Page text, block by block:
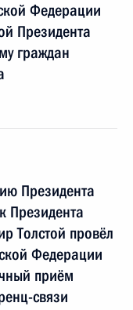
Федерации
Президента
граждан
Президента
Президента
Толстой провёл
Федерации
приём
связи